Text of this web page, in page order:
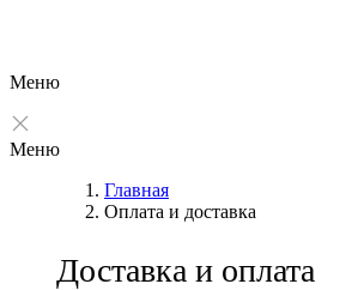
Меню
Меню
Главная
Оплата и доставка
Доставка и оплата